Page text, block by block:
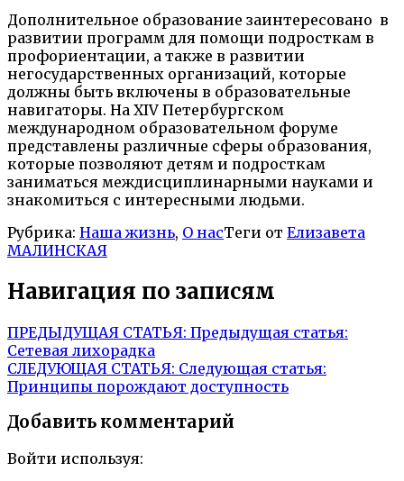
Дополнительное образование заинтересовано в
развитии программ для помощи подросткам в
профориентации, а также в развитии
негосударственных организаций, которые
должны быть включены в образовательные
навигаторы. На XIV Петербургском
международном образовательном форуме
представлены различные сферы образования,
которые позволяют детям и подросткам
заниматься междисциплинарными науками и
знакомиться с интересными людьми.
Рубрика: Наша жизнь, О насТеги от Елизавета
МАЛИНСКАЯ
Навигация по записям
ПРЕДЫДУЩАЯ СТАТЬЯ: Предыдущая статья:
Сетевая лихорадка
СЛЕДУЮЩАЯ СТАТЬЯ: Следующая статья:
Принципы порождают доступность
Добавить комментарий
Войти используя: